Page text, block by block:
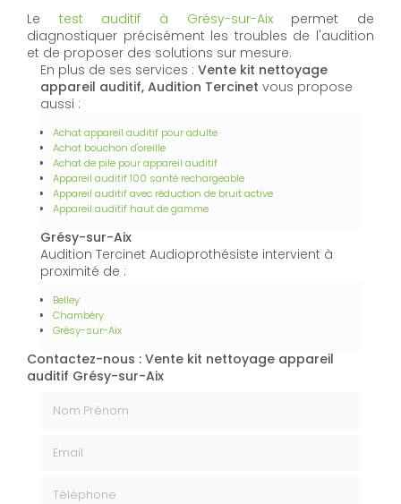
Le test auditif à Grésy-sur-Aixpermet de
diagnostiquer précisément les troubles de l'audition
et de proposer des solutions sur mesure.
En plus de ses services : Vente kit nettoyage
appareil auditif, Audition Tercinet vous propose
aussi :
Achat appareil auditif pour adulte
Achat bouchon d'oreille
Achat de pile pour appareil auditif
Appareil auditif 100 santé rechargeable
Appareil auditif avec réduction de bruit active
Appareil auditif haut de gamme
Grésy-sur-Aix
Audition Tercinet Audioprothésiste intervient à
proximité de :
Belley
Chambéry
Grésy-sur-Aix
Contactez-nous : Vente kit nettoyage appareil
auditif Grésy-sur-Aix